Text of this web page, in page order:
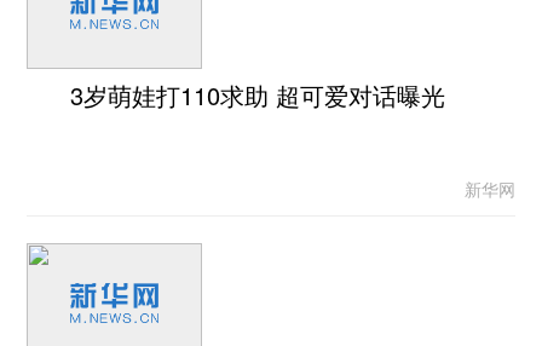
3岁萌娃打110求助 超可爱对话曝光
新华网